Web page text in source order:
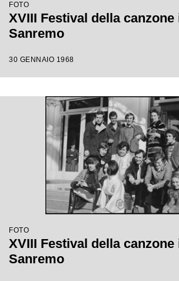
FOTO
XVIII Festival della canzone
Sanremo
30 GENNAIO 1968
FOTO
XVIII Festival della canzone
Sanremo